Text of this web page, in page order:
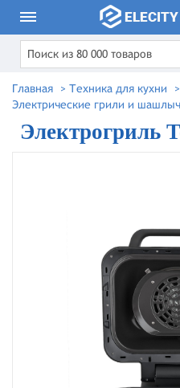
Главная > Техника для кухни
>
Электрические грили и
Электрогриль